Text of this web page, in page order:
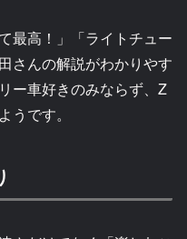
最高！」「ライトチュー
さんの解説がわかりやす
ー車好きのみならず、Z
うです。